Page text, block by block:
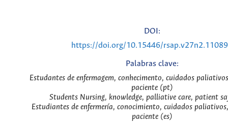
DOI:
https://doi.org/10.15446/
Palabras clave:
Estudantes de enfermagem, conhecimento, cuidados
paciente (pt)
Students Nursing, knowledge, palliative care, patient
Estudiantes de enfermería, conocimiento, cuidados
paciente (es)